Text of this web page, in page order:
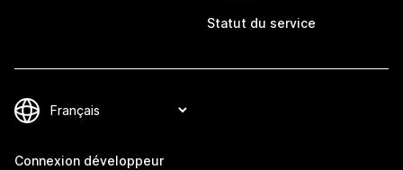
Statut du service
Connexion développeur